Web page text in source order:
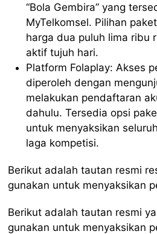
“Bola Gembira” yang
MyTelkomsel. Pilihan
harga dua puluh lima ribu
aktif tujuh hari.
Platform Folaplay: Akses
diperoleh dengan
melakukan pendaftaran
dahulu. Tersedia opsi
untuk menyaksikan
laga kompetisi.
Berikut adalah tautan resmi
gunakan untuk menyaksikan
Berikut adalah tautan resmi
gunakan untuk menyaksikan